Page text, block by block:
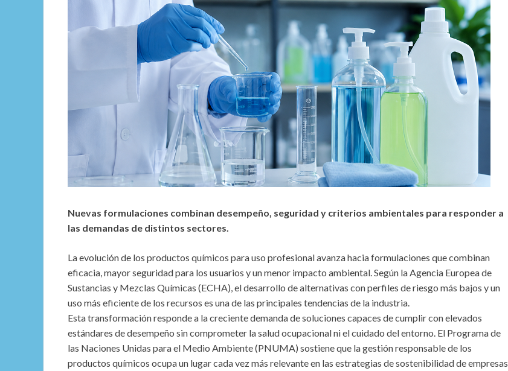
Nuevas formulaciones combinan desempeño, seguridad y criterios ambientales para responder a
las demandas de distintos sectores.
La evolución de los productos químicos para uso profesional avanza hacia formulaciones que combinan
eficacia, mayor seguridad para los usuarios y un menor impacto ambiental. Según la Agencia Europea de
Sustancias y Mezclas Químicas (ECHA), el desarrollo de alternativas con perfiles de riesgo más bajos y un
uso más eficiente de los recursos es una de las principales tendencias de la industria.
Esta transformación responde a la creciente demanda de soluciones capaces de cumplir con elevados
estándares de desempeño sin comprometer la salud ocupacional ni el cuidado del entorno. El Programa de
las Naciones Unidas para el Medio Ambiente (PNUMA) sostiene que la gestión responsable de los
productos químicos ocupa un lugar cada vez más relevante en las estrategias de sostenibilidad de empresas